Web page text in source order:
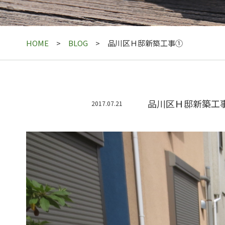
HOME BLOG 品川区Ｈ邸新築工事①
2017.07.21 品川区Ｈ邸新築